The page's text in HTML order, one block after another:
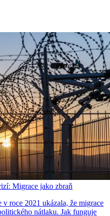
Migrace jako zbraň
roce 2021 ukázala, že migrace
nátlaku. Jak funguje